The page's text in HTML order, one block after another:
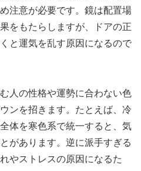
注意が必要です。鏡は配置場
をもたらしますが、ドアの正
と運気を乱す原因になるので
人の性格や運勢に合わない色
ンを招きます。たとえば、冷
体を寒色系で統一すると、気
があります。逆に派手すぎる
やストレスの原因になるた